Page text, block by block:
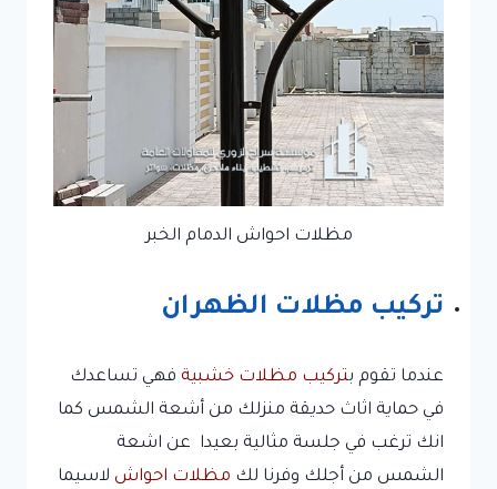
مظلات احواش الدمام الخبر
تركيب مظلات الظهران
عندما تقوم بتركيب مظلات خشبية فهي تساعدك
في حماية اثاث حديقة منزلك من أشعة الشمس كما
انك ترغب في جلسة مثالية بعيدا عن اشعة
الشمس من أجلك وفرنا لك مظلات احواش لاسيما